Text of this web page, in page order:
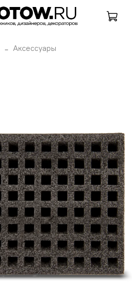
Аксессуары